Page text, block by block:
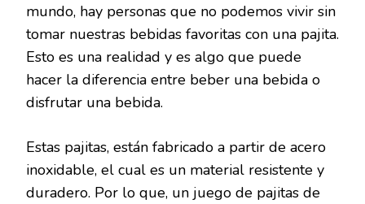
mundo, hay personas que no podemos vivir sin
tomar nuestras bebidas favoritas con una pajita.
Esto es una realidad y es algo que puede
hacer la diferencia entre beber una bebida o
disfrutar una bebida.
Estas pajitas, están fabricado a partir de acero
inoxidable, el cual es un material resistente y
duradero. Por lo que, un juego de pajitas de